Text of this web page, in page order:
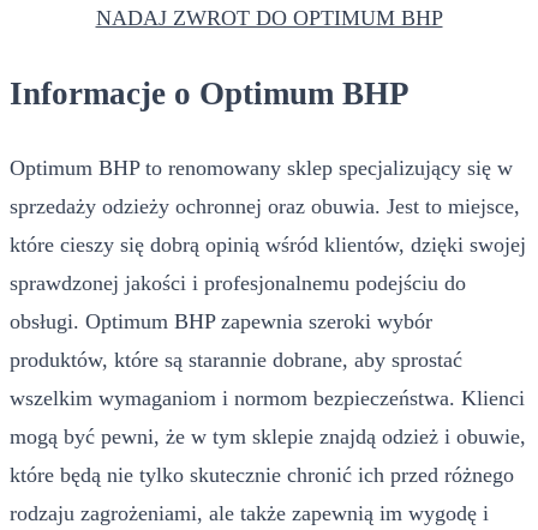
NADAJ ZWROT DO OPTIMUM BHP
Informacje o Optimum BHP
Optimum BHP to renomowany sklep specjalizujący się w
sprzedaży odzieży ochronnej oraz obuwia. Jest to miejsce,
które cieszy się dobrą opinią wśród klientów, dzięki swojej
sprawdzonej jakości i profesjonalnemu podejściu do
obsługi. Optimum BHP zapewnia szeroki wybór
produktów, które są starannie dobrane, aby sprostać
wszelkim wymaganiom i normom bezpieczeństwa. Klienci
mogą być pewni, że w tym sklepie znajdą odzież i obuwie,
które będą nie tylko skutecznie chronić ich przed różnego
rodzaju zagrożeniami, ale także zapewnią im wygodę i